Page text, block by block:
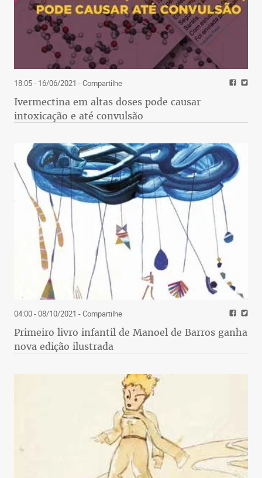
18:05 - 16/06/2021 - Compartilhe
Ivermectina em altas doses pode causar
intoxicação e até convulsão
04:00 - 08/10/2021 - Compartilhe
Primeiro livro infantil de Manoel de Barros ganha
nova edição ilustrada